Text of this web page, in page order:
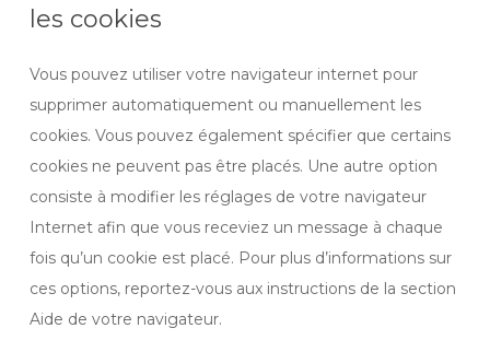
les cookies
Vous pouvez utiliser votre navigateur internet pour
supprimer automatiquement ou manuellement les
cookies. Vous pouvez également spécifier que certains
cookies ne peuvent pas être placés. Une autre option
consiste à modifier les réglages de votre navigateur
Internet afin que vous receviez un message à chaque
fois qu’un cookie est placé. Pour plus d’informations sur
ces options, reportez-vous aux instructions de la section
Aide de votre navigateur.